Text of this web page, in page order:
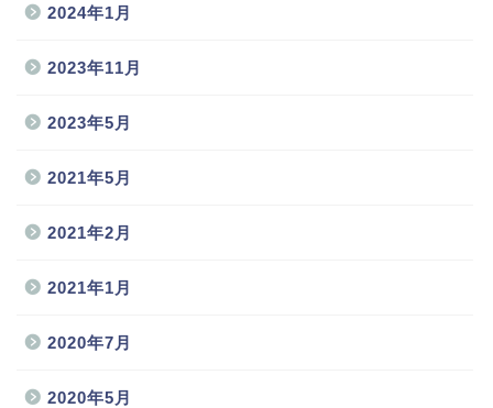
2024年1月
2023年11月
2023年5月
2021年5月
2021年2月
2021年1月
2020年7月
2020年5月